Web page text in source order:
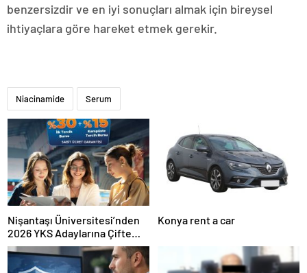
benzersizdir ve en iyi sonuçları almak için bireysel
ihtiyaçlara göre hareket etmek gerekir.
Niacinamide Serum
Nişantaşı Üniversitesi’nden
2026 YKS Adaylarına Çifte
Güvence: Sabit Ücret ve
Kesintisiz Burs
Konya rent a car